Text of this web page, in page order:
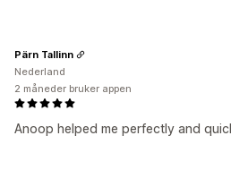
Anoop helped me perfectly and
Pärn Tallinn
Nederland
2 måneder bruker appen